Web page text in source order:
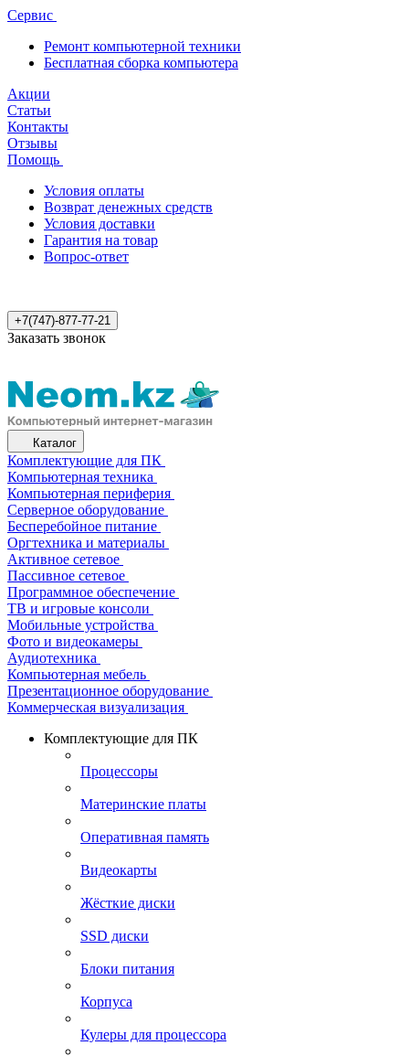
Сервис
Ремонт компьютерной техники
Бесплатная сборка компьютера
Акции
Статьи
Контакты
Отзывы
Помощь
Условия оплаты
Возврат денежных средств
Условия доставки
Гарантия на товар
Вопрос-ответ
+7(747)-877-77-21
Заказать звонок
Каталог
Комплектующие для ПК
Компьютерная техника
Компьютерная периферия
Серверное оборудование
Бесперебойное питание
Оргтехника и материалы
Активное сетевое
Пассивное сетевое
Программное обеспечение
ТВ и игровые консоли
Мобильные устройства
Фото и видеокамеры
Аудиотехника
Компьютерная мебель
Презентационное оборудование
Коммерческая визуализация
Комплектующие для ПК
Процессоры
Материнские платы
Оперативная память
Видеокарты
Жёсткие диски
SSD диски
Блоки питания
Корпуса
Кулеры для процессора